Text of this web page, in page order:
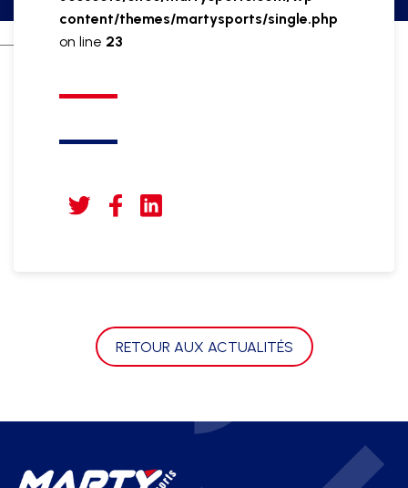
content/themes/martysports/single.php
on line 23
RETOUR AUX ACTUALITÉS